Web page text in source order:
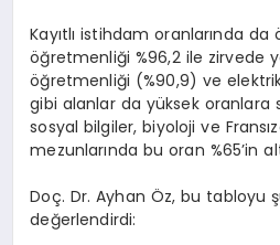
Kayıtlı istihdam oranlarında da
öğretmenliği %96,2 ile zirvede
öğretmenliği (%90,9) ve
gibi alanlar da yüksek oranlara
sosyal bilgiler, biyoloji ve
mezunlarında bu oran %65’in
Doç. Dr. Ayhan Öz, bu tabloyu
değerlendirdi: